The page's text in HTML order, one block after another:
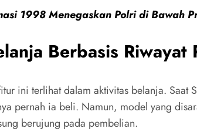
1998 Menegaskan Polri di Bawah
Berbasis Riwayat
ini terlihat dalam aktivitas belanja.
pernah ia beli. Namun, model yang
berujung pada pembelian.